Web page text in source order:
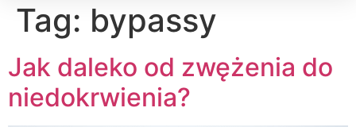
Tag: bypassy
Jak daleko od zwężenia do
niedokrwienia?